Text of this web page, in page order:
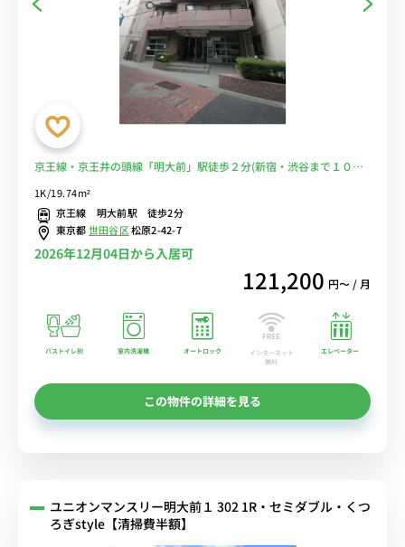
京王線・京王井の頭線「明大前」駅徒歩２分(新宿・渋谷まで１０
べるWi-Fi格安レンタル中！
1K/19.74m²
京王線 明大前駅 徒歩2分
東京都世田谷区松原2-42-7
2026年12月04日から入居可
121,200 円〜 / 月
バストイレ別 室内洗濯機 オートロック
インターネット
無料
エレベーター
この物件の詳細を見る
ユニオンマンスリー明大前１ 302 1R・セミダブル・くつ
ろぎstyle【清掃費半額】